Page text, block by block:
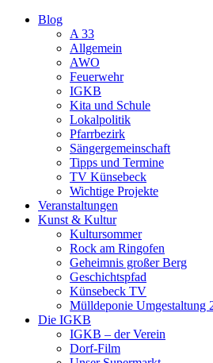
Blog
A 33
Allgemein
AWO
Feuerwehr
IGKB
Kita und Schule
Lokalpolitik
Pfarrbezirk
Sängergemeinschaft
Tipps und Termine
TV Künsebeck
Wichtige Projekte
Veranstaltungen
Kunst & Kultur
Kultursommer
Rock am Ringofen
Geheimnis großer Berg
Geschichtspfad
Künsebeck TV
Mülldeponie Umgestaltung
Die IGKB
IGKB – der Verein
Dorf-Film